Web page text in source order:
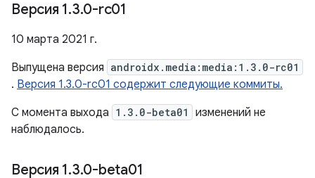
Версия 1.3.0-rc01
10 марта 2021 г.
Выпущена версия androidx.media:media:1.3.0-rc01
. Версия 1.3.0-rc01 содержит следующие коммиты.
С момента выхода 1.3.0-beta01
изменений не
наблюдалось.
Версия 1.3.0-beta01